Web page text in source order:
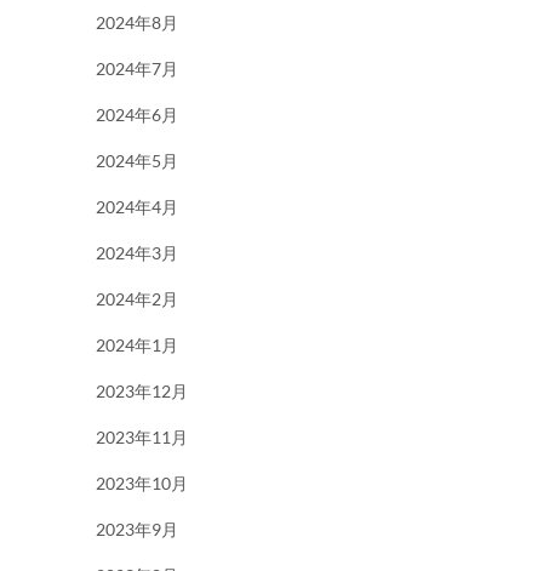
2024年8月
2024年7月
2024年6月
2024年5月
2024年4月
2024年3月
2024年2月
2024年1月
2023年12月
2023年11月
2023年10月
2023年9月